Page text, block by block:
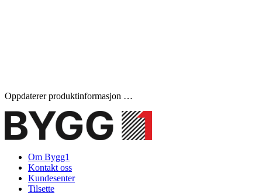
Oppdaterer produktinformasjon …
Om Bygg1
Kontakt oss
Kundesenter
Tilsette